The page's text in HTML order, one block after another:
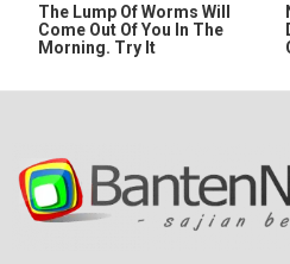
The Lump Of Worms Will
Come Out Of You In The
Morning. Try It